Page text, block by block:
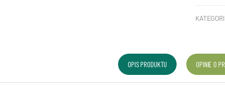
OPIS PRODUKTU OPINIE O